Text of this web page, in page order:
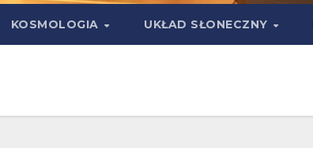
KOSMOLOGIA UKŁAD SŁONECZNY